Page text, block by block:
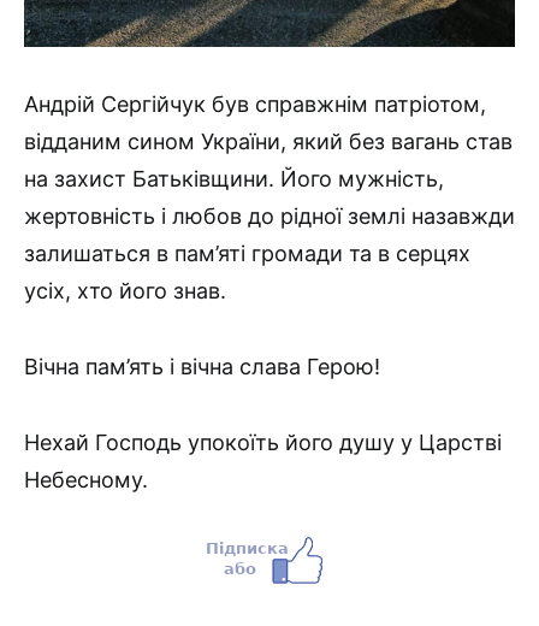
Андрій Сергійчук був справжнім патріотом,
відданим сином України, який без вагань став
на захист Батьківщини. Його мужність,
жертовність і любов до рідної землі назавжди
залишаться в пам’яті громади та в серцях
усіх, хто його знав.
Вічна пам’ять і вічна слава Герою!
Нехай Господь упокоїть його душу у Царстві
Небесному.